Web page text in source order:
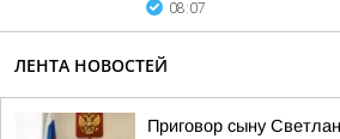
08:07
ЛЕНТА НОВОСТЕЙ
Приговор сыну